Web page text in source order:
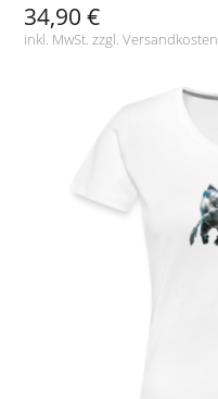
34,90 €
inkl. MwSt. zzgl.Versandkosten